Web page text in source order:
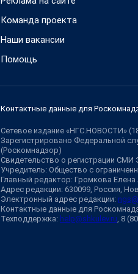
Команда проекта
Наши вакансии
Помощь
Контактные данные для
Сетевое издание «НГС.НОВОСТИ»
Зарегистрировано Федеральной
(Роскомнадзор)
Свидетельство о регистрации
Учредитель: Общество с
Главный редактор: Громкова
Адрес редакции: 630099, Россия,
Электронный адрес редакции:
Контактные данные для
Техподдержка: help@shkulev.ru, 8